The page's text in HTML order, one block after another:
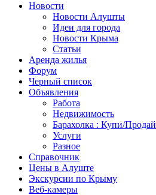
Новости
Новости Алушты
Идеи для города
Новости Крыма
Статьи
Аренда жилья
Форум
Черный список
Объявления
Работа
Недвижимость
Барахолка : Купи/Продай
Услуги
Разное
Справочник
Цены в Алуште
Экскурсии по Крыму
Веб-камеры